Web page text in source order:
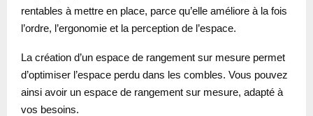
rentables à mettre en place, parce qu’elle améliore à la fois
l’ordre, l’ergonomie et la perception de l’espace.
La création d’un espace de rangement sur mesure permet
d’optimiser l’espace perdu dans les combles. Vous pouvez
ainsi avoir un espace de rangement sur mesure, adapté à
vos besoins.